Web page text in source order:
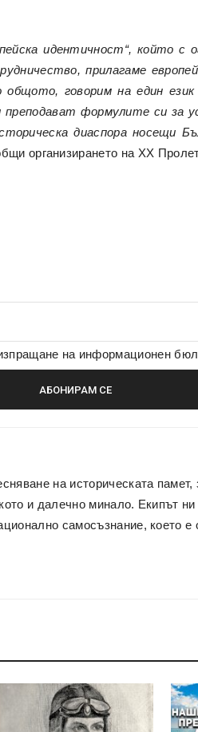
идентичност“, който с
прилагаме
говорим на един
формулите си за
диаспора носещи
организирането на XX
на информационен
на историческата
и далечно минало. Екипът
самосъзнание, което